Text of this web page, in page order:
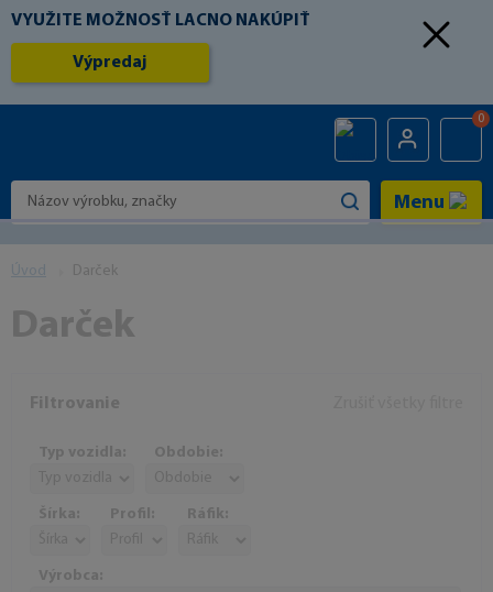
VYUŽITE MOŽNOSŤ LACNO NAKÚPIŤ
Výpredaj
0
Menu
Úvod Darček
Darček
Filtrovanie
Typ vozidla: Obdobie:
Šírka: Profil: Ráfik:
Výrobca: